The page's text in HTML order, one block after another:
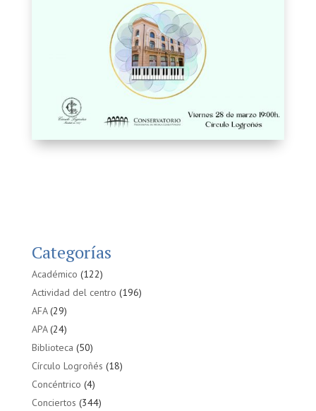
Categorías
Académico (122)
Actividad del centro (196)
AFA(29)
APA(24)
Biblioteca (50)
Círculo Logroñés (18)
Concéntrico (4)
Conciertos (344)